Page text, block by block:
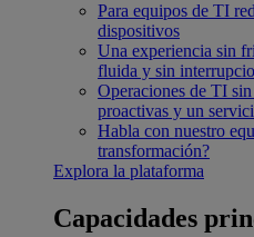
Para equipos de TI
dispositivos
Una experiencia sin
fluida y sin
Operaciones de TI
proactivas y un
Habla con nuestro
transformación?
Explora la plataforma
Capacidades